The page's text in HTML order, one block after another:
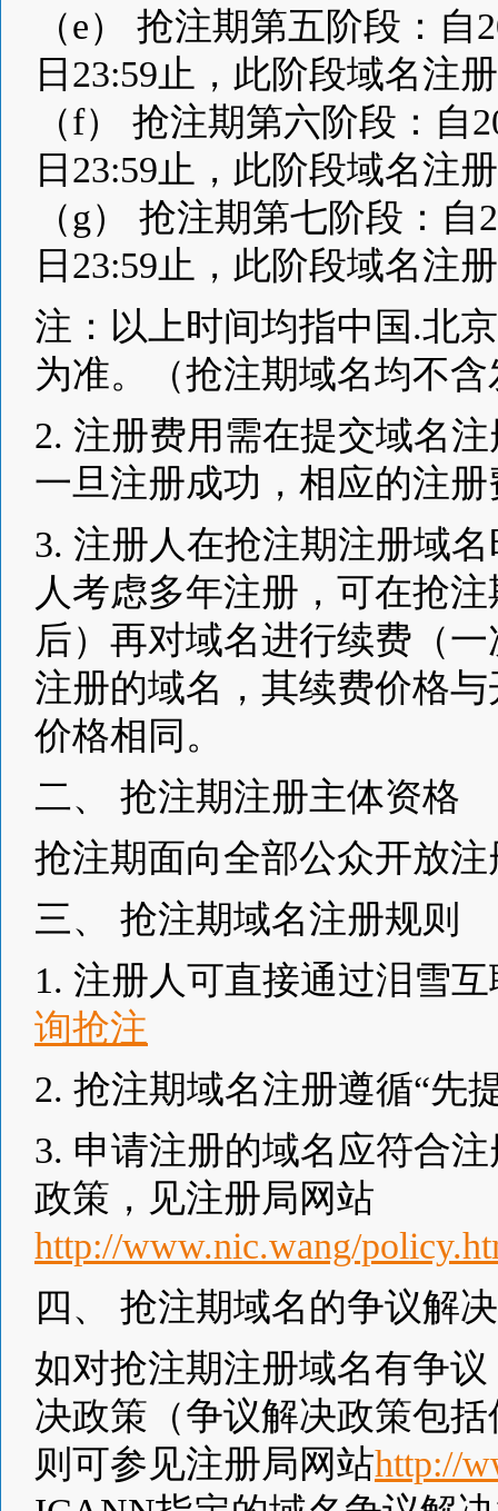
（e） 抢注期第五阶段：自
日23:59止，此阶段域名注
（f） 抢注期第六阶段：自
日23:59止，此阶段域名注
（g） 抢注期第七阶段：自
日23:59止，此阶段域名注
注：以上时间均指中国.北
为准。（抢注期域名均不
2. 注册费用需在提交域名
一旦注册成功，相应的注
3. 注册人在抢注期注册域
人考虑多年注册，可在抢
后）再对域名进行续费（
注册的域名，其续费价格
价格相同。
二、 抢注期注册主体资格
抢注期面向全部公众开放注
三、 抢注期域名注册规则
1. 注册人可直接通过泪雪
询抢注
2. 抢注期域名注册遵循“先
3. 申请注册的域名应符合
政策，见注册局网站
http://www.nic.wang/
四、 抢注期域名的争议解决
如对抢注期注册域名有争
决政策（争议解决政策包
则可参见注册局网站http://